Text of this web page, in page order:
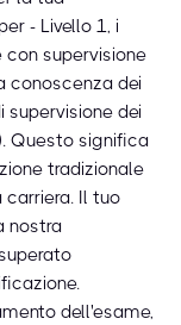
- Livello 1, i
supervisione
conoscenza dei
dei
Questo significa
tradizionale
Il tuo
nostra
dell'esame,